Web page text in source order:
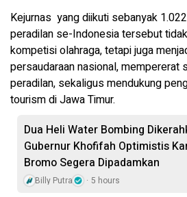
Kejurnas yang diikuti sebanyak
peradilan se-Indonesia tersebut
kompetisi olahraga, tetapi juga
persaudaraan nasional, mempererat
peradilan, sekaligus mendukung
tourism di Jawa Timur.
Dua Heli Water Bombing
Gubernur Khofifah Optimistis
Bromo Segera Dipadamkan
Billy Putra 5 hours